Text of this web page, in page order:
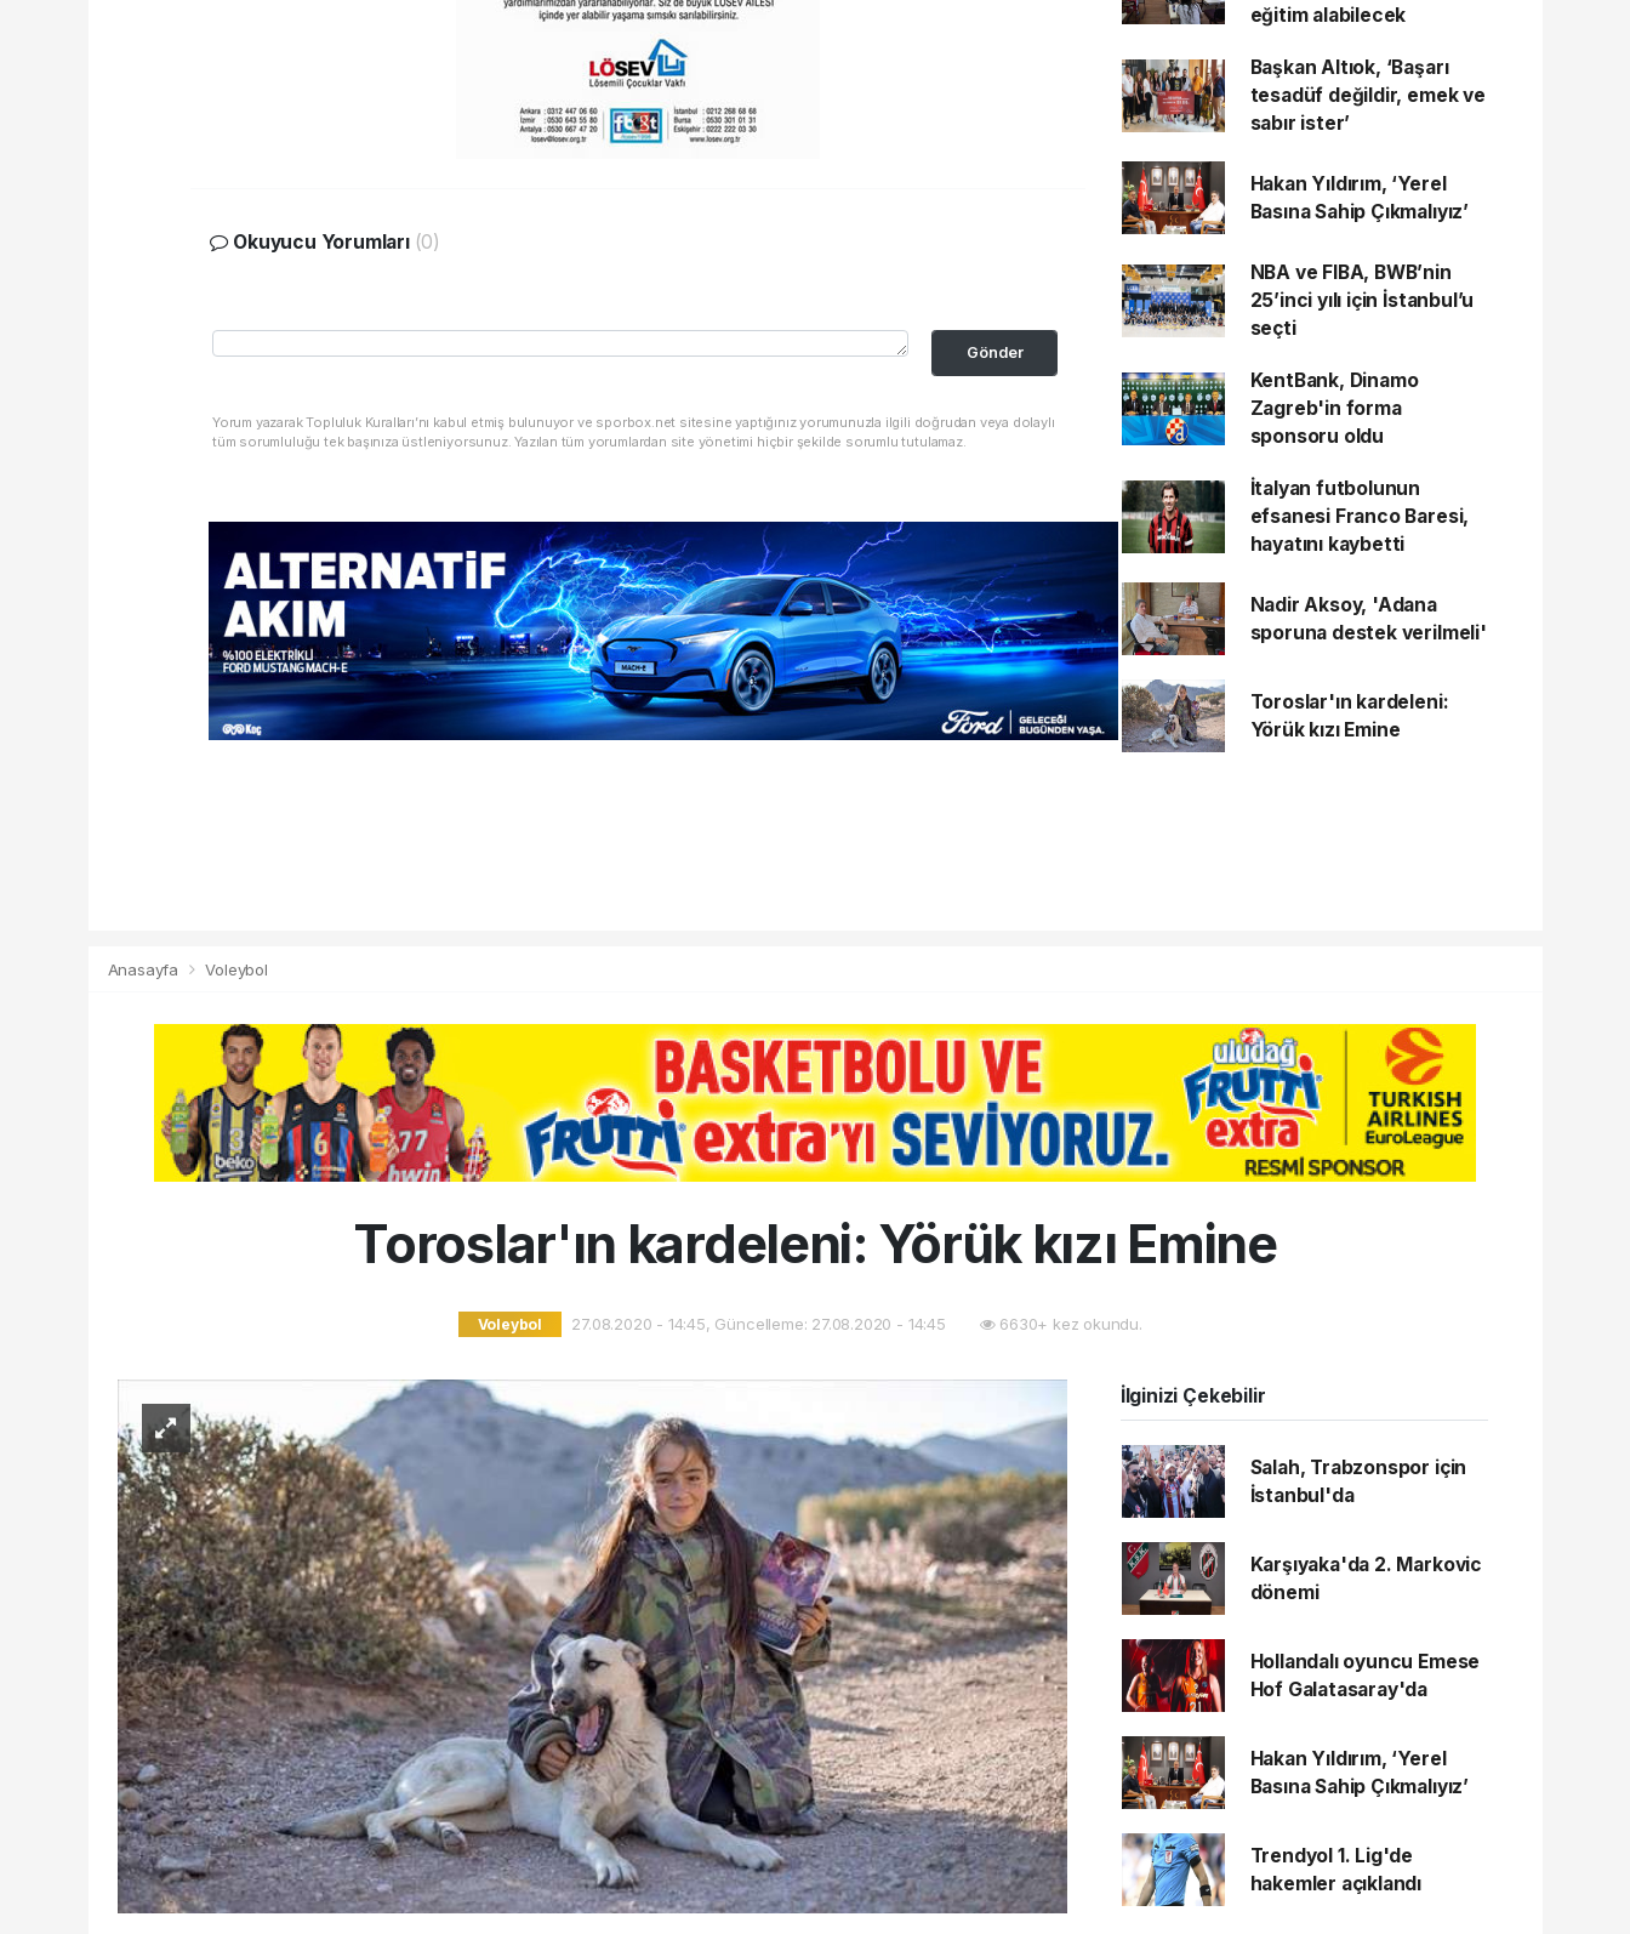
Okuyucu Yorumları (0)
Gönder
Yorum yazarak Topluluk Kuralları’nı kabul etmiş bulunuyor ve sporbox.net sitesine yaptığınız yorumunuzla ilgili doğrudan veya dolaylı
tüm sorumluluğu tek başınıza üstleniyorsunuz. Yazılan tüm yorumlardan site yönetimi hiçbir şekilde sorumlu tutulamaz.
eğitim alabilecek
Başkan Altıok, ‘Başarı
tesadüf değildir, emek ve
sabır ister’
Hakan Yıldırım, ‘Yerel
Basına Sahip Çıkmalıyız’
NBA ve FIBA, BWB’nin
25’inci yılı için İstanbul’u
seçti
KentBank, Dinamo
Zagreb'in forma
sponsoru oldu
İtalyan futbolunun
efsanesi Franco Baresi,
hayatını kaybetti
Nadir Aksoy, 'Adana
sporuna destek verilmeli'
Toroslar'ın kardeleni:
Yörük kızı Emine
Anasayfa Voleybol
Toroslar'ın kardeleni: Yörük kızı Emine
Voleybol 27.08.2020 - 14:45, Güncelleme: 27.08.2020 - 14:45 6630+ kez okundu.
İlginizi Çekebilir
Salah, Trabzonspor için
İstanbul'da
Karşıyaka'da 2. Markovic
dönemi
Hollandalı oyuncu Emese
Hof Galatasaray'da
Hakan Yıldırım, ‘Yerel
Basına Sahip Çıkmalıyız’
Trendyol 1. Lig'de
hakemler açıklandı